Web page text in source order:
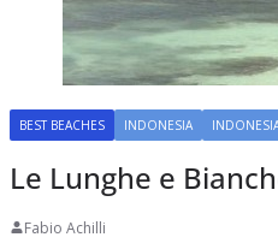
BEST BEACHES INDONESIA
Le Lunghe e
Fabio Achilli